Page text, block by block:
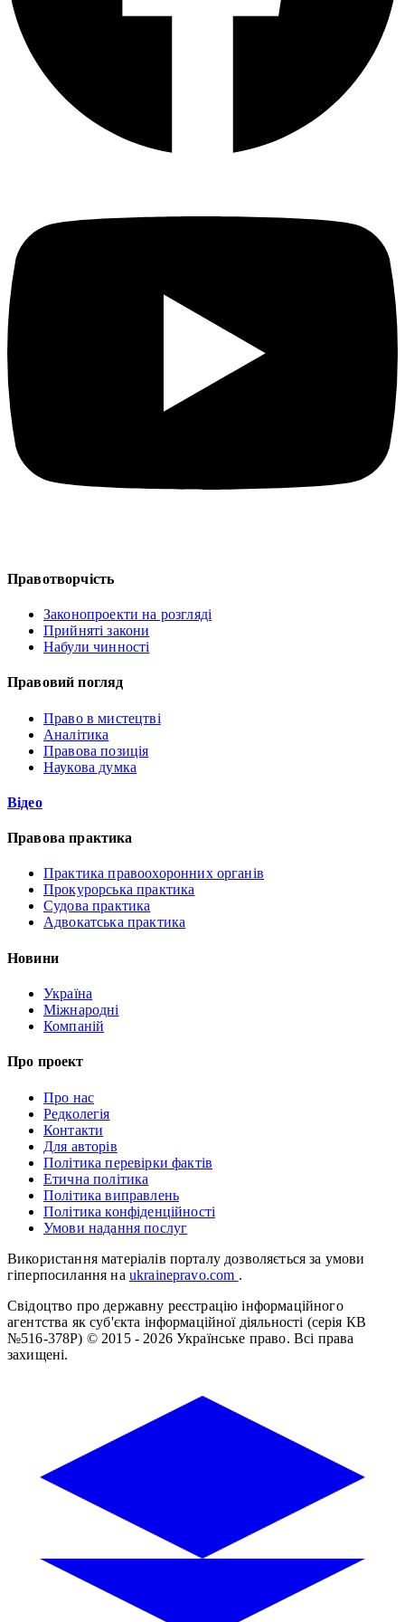
Правотворчість
Законопроекти на розгляді
Прийняті закони
Набули чинності
Правовий погляд
Право в мистецтві
Аналітика
Правова позиція
Наукова думка
Відео
Правова практика
Практика правоохоронних органів
Прокурорська практика
Судова практика
Адвокатська практика
Новини
Україна
Міжнародні
Компаній
Про проект
Про нас
Редколегія
Контакти
Для авторів
Політика перевірки фактів
Етична політика
Політика виправлень
Політика конфіденційності
Умови надання послуг
Використання матеріалів порталу дозволяється за умови
гіперпосилання на ukrainepravo.com .
Свідоцтво про державну реєстрацію інформаційного
агентства як суб'єкта інформаційної діяльності (серія КВ
№516-378Р) © 2015 - 2026 Українське право. Всі права
захищені.